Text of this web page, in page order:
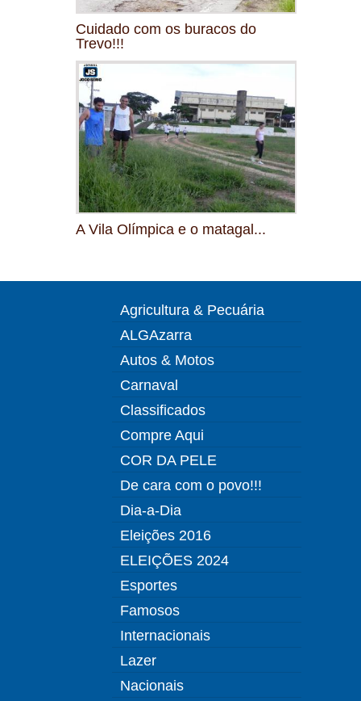
Cuidado com os buracos do
Trevo!!!
A Vila Olímpica e o matagal...
Agricultura & Pecuária
ALGAzarra
Autos & Motos
Carnaval
Classificados
Compre Aqui
COR DA PELE
De cara com o povo!!!
Dia-a-Dia
Eleições 2016
ELEIÇÕES 2024
Esportes
Famosos
Internacionais
Lazer
Nacionais